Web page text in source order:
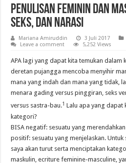
Penulisan Feminin dan
Seks, dan Narasi
Mariana Amiruddin 3 Juli 2017
Leave a comment
5,252 Views
APA lagi yang dapat kita temukan dalam
deretan pujangga mencoba menyihir
mana yang indah dan mana yang tidak,
menara gading versus pinggiran, seks
versus sastra-bau.1 Lalu apa yang dapat
kategori?
BISA negatif: sesuatu yang
positif: sesuatu yang menjelaskan. Untuk
saya akan turut serta menciptakan
maskulin, ecriture feminine-masculine,